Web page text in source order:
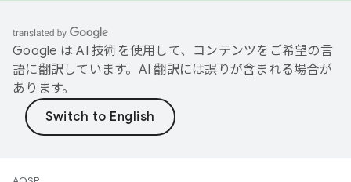
Google は AI 技術を使用して、コンテンツをご希望の言
語に翻訳しています。AI 翻訳には誤りが含まれる場合が
あります。